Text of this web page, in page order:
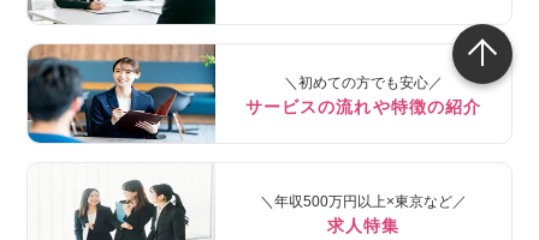
＼初めての方でも安心／
サービスの流れや特徴の紹介
＼年収500万円以上×東京など／
求人特集